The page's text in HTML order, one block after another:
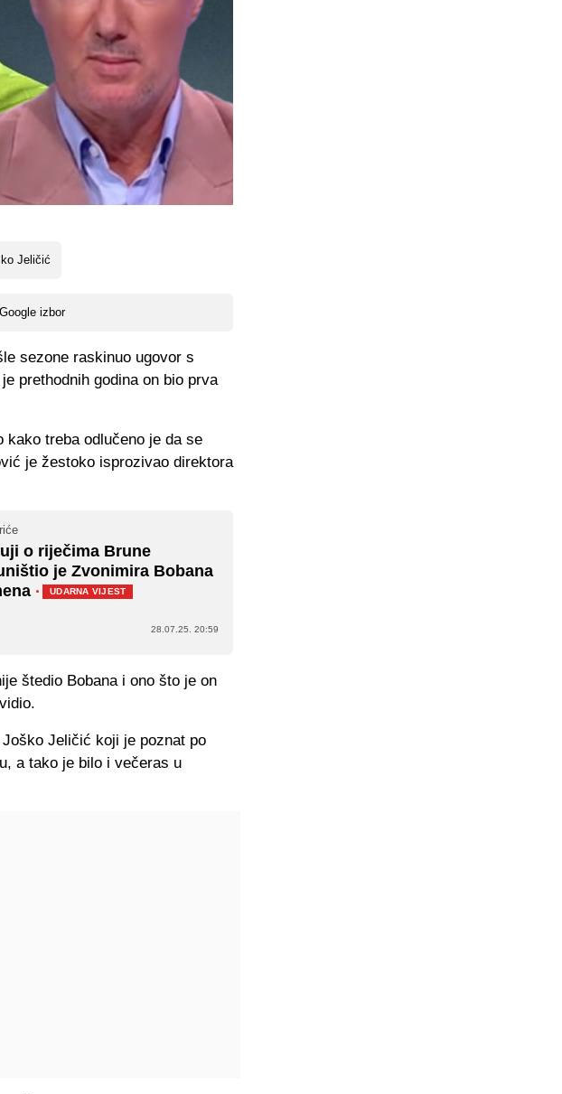
Jeličić
izbor
sezone raskinuo ugovor s
prethodnih godina on bio prva
kako treba odlučeno je da se
je žestoko isprozivao direktora
o riječima Brune
je Zvonimira Bobana
· UDARNA VIJEST
28.07.25. 20:59
štedio Bobana i ono što je on
Jeličić koji je poznat po
a tako je bilo i večeras u